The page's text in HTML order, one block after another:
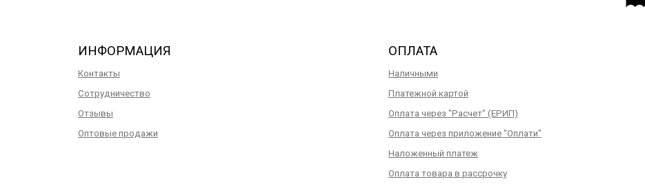
ИНФОРМАЦИЯ
Контакты
Сотрудничество
Отзывы
Оптовые продажи
ОПЛАТА
Наличными
Платежной картой
Оплата через "Расчет" (ЕРИП)
Оплата через приложение "Оплати"
Наложенный платеж
Оплата товара в рассрочку